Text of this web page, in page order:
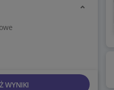
WYNIKI